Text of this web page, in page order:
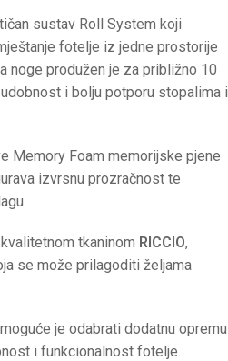
sustav Roll System koji
fotelje iz jedne prostorije
noge produžen je za približno 10
i bolju potporu stopalima i
Memory Foam memorijske pjene
izvrsnu prozračnost te
tkaninom RICCIO,
se može prilagoditi željama
je odabrati dodatnu opremu
i funkcionalnost fotelje.